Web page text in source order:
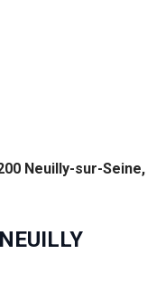
Neuilly-sur-Seine,